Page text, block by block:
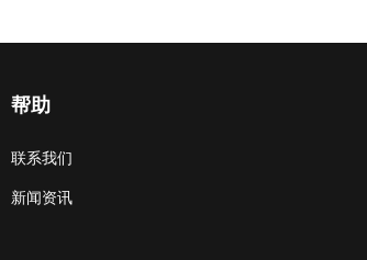
帮助
联系我们
新闻资讯